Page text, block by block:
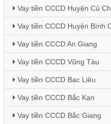
Vay tiền CCCD Huyện Củ
Vay tiền CCCD Huyện Bình
Vay tiền CCCD An Giang
Vay tiền CCCD Vũng Tàu
Vay tiền CCCD Bạc Liêu
Vay tiền CCCD Bắc Kạn
Vay tiền CCCD Bắc Giang